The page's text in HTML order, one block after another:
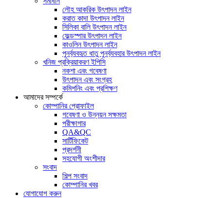
লৌহ আকরিক উৎপাদন লাইন
করাত কাদা উৎপাদন লাইন
সিলিকা বালি উৎপাদন লাইন
ফেল্ডস্পার উৎপাদন লাইন
কাওলিন উৎপাদন লাইন
পুনর্ব্যবহৃত ধাতু পুনর্ব্যবহার উৎপাদন লাইন
খনিজ প্রক্রিয়াকরণ ইপিসি
নকশা এবং গবেষণা
উৎপাদন এবং সংগ্রহ
কমিশনিং এবং প্রশিক্ষণ
আমাদের সম্পর্কে
কোম্পানির প্রোফাইল
গবেষণা ও উন্নয়ন সক্ষমতা
পরীক্ষাগার
QA&QC
সার্টিফিকেট
প্রদর্শনী
সহযোগী অংশীদার
সংবাদ
শিল্প সংবাদ
কোম্পানির খবর
যোগাযোগ করুন